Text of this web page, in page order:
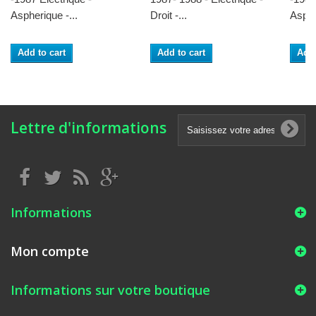
Aspherique -...
Add to cart
Droit -...
Add to cart
Lettre d'informations
Informations
Mon compte
Informations sur votre boutique